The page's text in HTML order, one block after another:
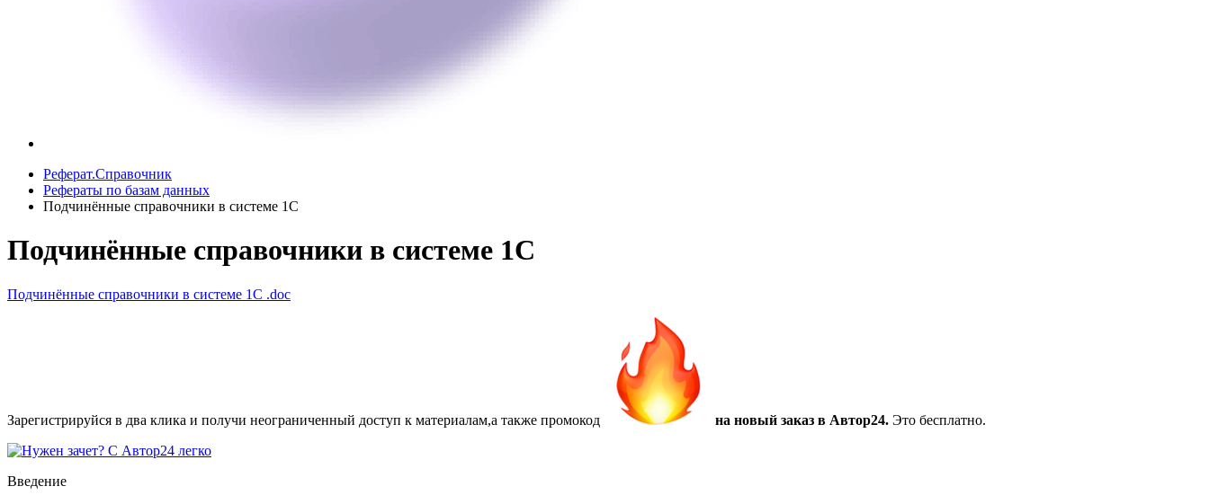
Реферат.Справочник
Рефераты по базам данных
Подчинённые справочники в системе 1С
Подчинённые справочники в системе 1С
Подчинённые справочники в системе 1С .doc
Зарегистрируйся в два клика и получи неограниченный доступ к материалам,а также промокод на новый заказ в Автор24. Это бесплатно.
Введение